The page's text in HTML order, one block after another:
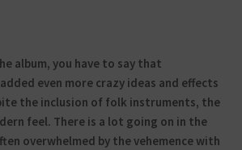
album, you have to say that
added even more crazy ideas and effects
the inclusion of folk instruments, the
feel. There is a lot going on in the
overwhelmed by the vehemence with